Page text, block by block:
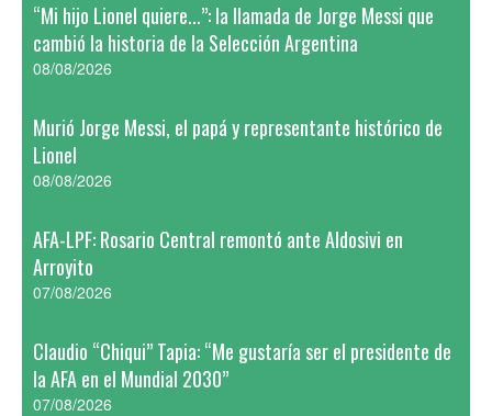
“Mi hijo Lionel quiere...”: la llamada de Jorge Messi que
cambió la historia de la Selección Argentina
08/08/2026
Murió Jorge Messi, el papá y representante histórico de
Lionel
08/08/2026
AFA-LPF: Rosario Central remontó ante Aldosivi en
Arroyito
07/08/2026
Claudio “Chiqui” Tapia: “Me gustaría ser el presidente de
la AFA en el Mundial 2030”
07/08/2026